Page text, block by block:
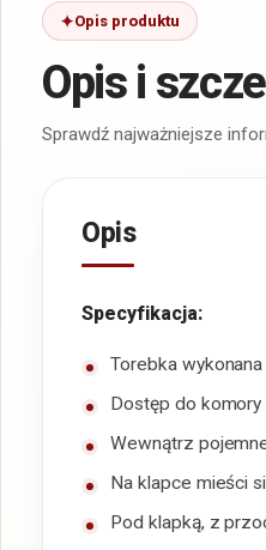
Opis produktu
Opis i
Sprawdź najważniejsze
Opis
Specyfikacja:
Torebka
Dostęp do
Wewnątrz
Na klapce mieści
Pod klapką, z